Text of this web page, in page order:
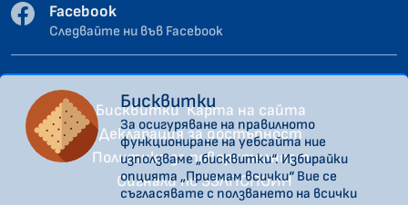
Facebook
Следвайте ни във Facebook
Бисквитки Карта на сайта
Декларация за достъпност
Политика за поверителност
Сигнали по ЗЗЛПСПОИН
Бисквитки
За осигуряване на правилното
функциониране на уебсайта ние
използваме „бисквитки“. Избирайки
опцията „Приемам всички“ Вие се
съгласявате с ползването на всички